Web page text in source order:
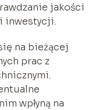
jakości
inwestycji.
na bieżącej
prac z
wpłyną na